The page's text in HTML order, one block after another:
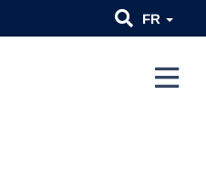
FR